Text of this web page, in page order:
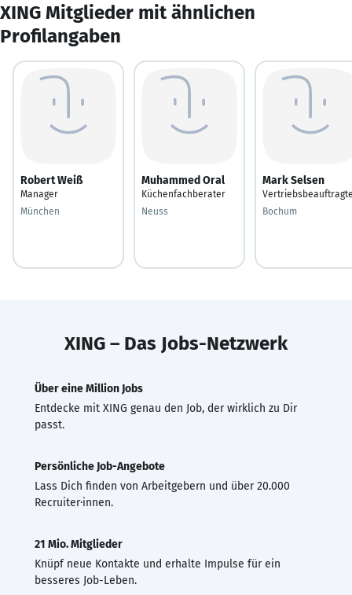
XING Mitglieder mit ähnlichen
Profilangaben
Robert Weiß
Manager
München
Muhammed Oral
Küchenfachberater
Neuss
Mark Selsen
Bochum
XING – Das Jobs-Netzwerk
Über eine Million Jobs
Entdecke mit XING genau den Job, der wirklich zu Dir
passt.
Persönliche Job-Angebote
Lass Dich finden von Arbeitgebern und über 20.000
Recruiter·innen.
21 Mio. Mitglieder
Knüpf neue Kontakte und erhalte Impulse für ein
besseres Job-Leben.